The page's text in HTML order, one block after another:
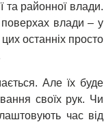
та районної влади.
влади – у
цих останніх просто
Але їх буде
своїх рук. Чи
час від